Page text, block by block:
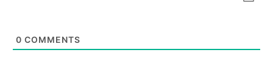
0 COMMENTS